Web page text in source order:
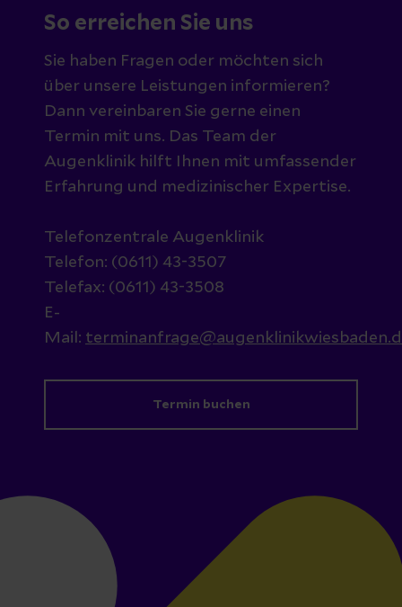
So erreichen Sie uns
Sie haben Fragen oder möchten sich
über unsere Leistungen informieren?
Dann vereinbaren Sie gerne einen
Termin mit uns. Das Team der
Augenklinik hilft Ihnen mit umfassender
Erfahrung und medizinischer Expertise.
Telefonzentrale Augenklinik
Telefon: (0611) 43-3507
Telefax: (0611) 43-3508
E-
Mail:
Termin buchen